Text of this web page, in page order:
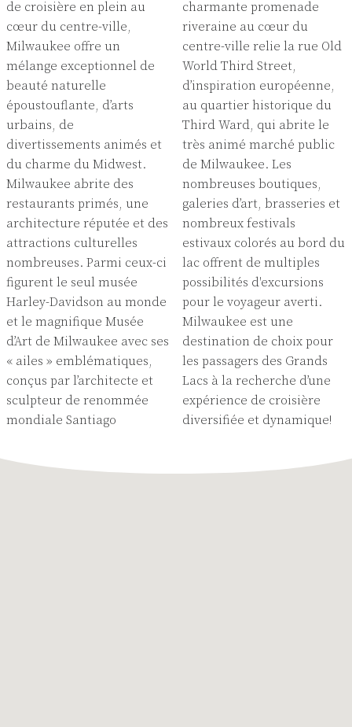
de croisière en plein au
cœur du centre-ville,
Milwaukee offre un
mélange exceptionnel de
beauté naturelle
époustouflante, d’arts
urbains, de
divertissements animés et
du charme du Midwest.
Milwaukee abrite des
restaurants primés, une
architecture réputée et des
attractions culturelles
nombreuses. Parmi ceux-ci
figurent le seul musée
Harley-Davidson au monde
et le magnifique Musée
d’Art de Milwaukee avec ses
« ailes » emblématiques,
conçus par l’architecte et
sculpteur de renommée
mondiale Santiago
charmante promenade
riveraine au cœur du
centre-ville relie la rue Old
World Third Street,
d’inspiration européenne,
au quartier historique du
Third Ward, qui abrite le
très animé marché public
de Milwaukee. Les
nombreuses boutiques,
galeries d’art, brasseries et
nombreux festivals
estivaux colorés au bord du
lac offrent de multiples
possibilités d'excursions
pour le voyageur averti.
Milwaukee est une
destination de choix pour
les passagers des Grands
Lacs à la recherche d’une
expérience de croisière
diversifiée et dynamique!